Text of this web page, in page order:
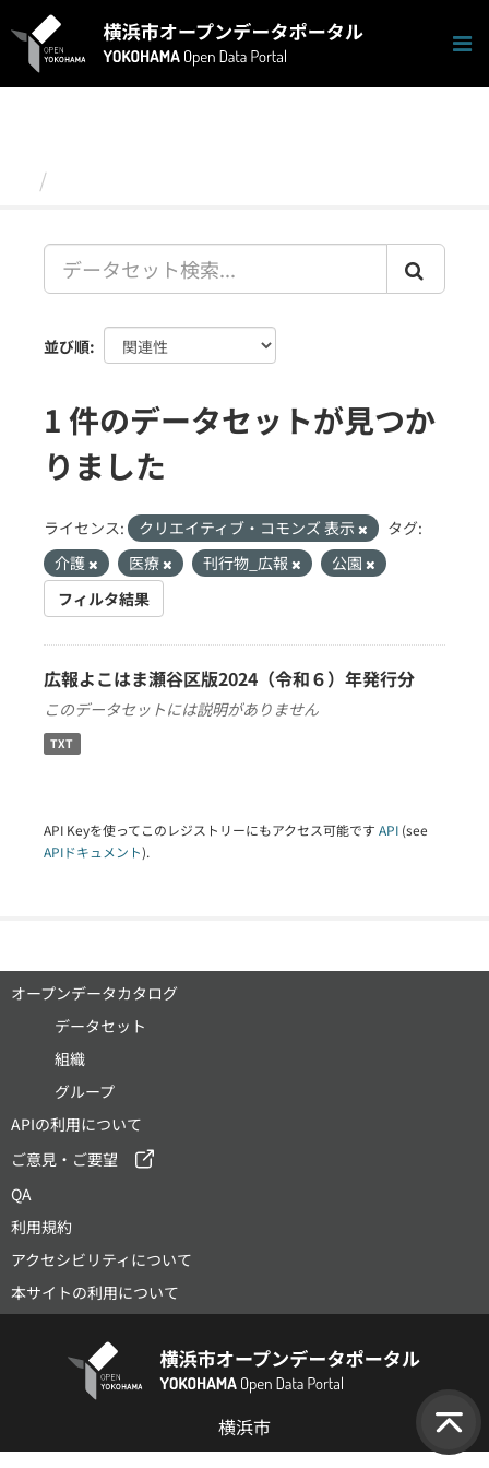
キ
並び順
1 件のデータセットが見つか
りました
ライセンス: クリエイティブ・コモンズ 表示
タグ:
介護
医療 刊行物_広報
公園
フィルタ結果
広報よこはま瀬谷区版2024（令和６）年発行分
このデータセットには説明がありません
TXT
API Keyを使ってこのレジストリーにもアクセス可能です API (see
APIドキュメント).
オープンデータカタログ
データセット
組織
グループ
APIの利用について
ご意見・ご要望
QA
利用規約
アクセシビリティについて
本サイトの利用について
横浜市